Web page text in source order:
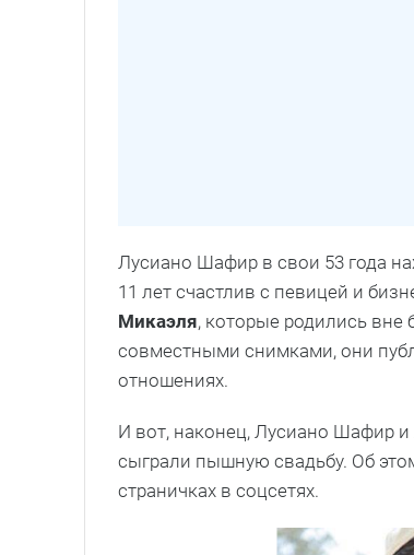
Лусиано Шафир в свои 53 года
11 лет счастлив с певицей и
Микаэля, которые родились вне
совместными снимками, они
отношениях.
И вот, наконец, Лусиано Шафир и
сыграли пышную свадьбу. Об
страничках в соцсетях.